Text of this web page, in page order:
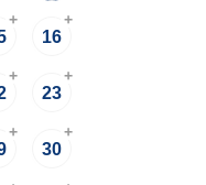
+
16
+
+
23
+
+
30
+